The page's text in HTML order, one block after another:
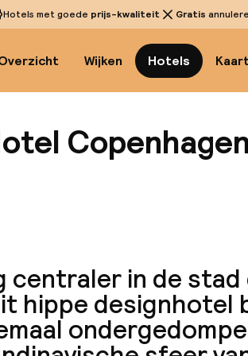
Hotels met goede prijs-kwaliteit Gratis
Wijken Hotels
centraler in de
hippe designhotel